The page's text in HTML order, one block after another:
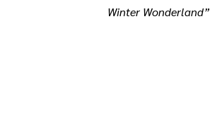
Winter Wonderland”